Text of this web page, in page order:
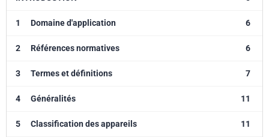
1 Domaine d'application 6
2 Références normatives 6
3 Termes et définitions 7
4 Généralités 11
5 Classification des appareils 11